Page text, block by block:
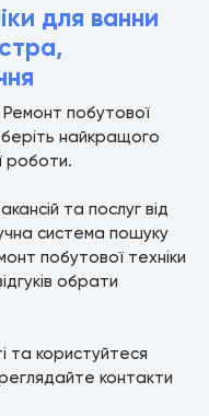
для ванни
Ремонт побутової
найкращого
роботи.
та послуг від
система пошуку
побутової техніки
обрати
та користуйтеся
контакти